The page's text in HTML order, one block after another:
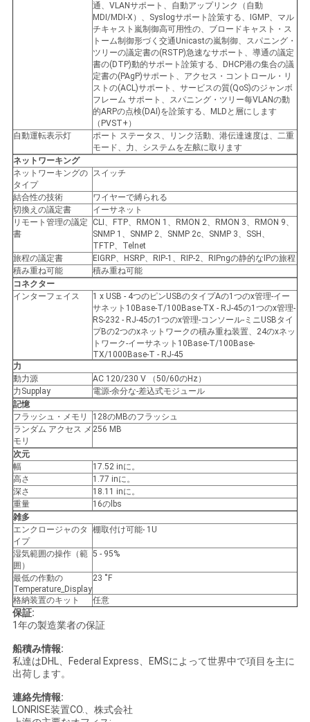
通、VLANサポート、自動アップリンク（自動
MDI/MDI-X）、Syslogサポート詮策する、IGMP、マル
チキャスト嵐制御高可用性の、ブロードキャスト・ス
トーム制御形づく交通Unicastの嵐制御、スパニング・
ツリーの議定書の(RSTP)急速なサポート、導通の議定
書の(DTP)動的サポート詮策する、DHCP港の集合の議
定書の(PAgP)サポート、アクセス・コントロール・リ
ストの(ACL)サポート、サービスの質(QoS)のジャンボ
フレーム サポート、スパニング・ツリー每VLANの動
的ARPの点検(DAI)を詮策する、MLDと層にします
（PVST+）
自動運転表示灯
ポート ステータス、リンク活動、港伝達速度は、二重
モード、力、システムを左舷に取ります
ネットワーキング
ネットワーキングの
タイプ
スイッチ
結合性の技術
ワイヤーで縛られる
切換えの議定書
イーサネット
リモート管理の議定
書
CLI、FTP、RMON 1、RMON 2、RMON 3、RMON 9、
SNMP 1、SNMP 2、SNMP 2c、SNMP 3、SSH、
TFTP、Telnet
旅程の議定書
EIGRP、HSRP、RIP-1、RIP-2、RIPngの静的なIPの旅程
積み重ね可能
積み重ね可能
コネクター
インターフェイス
1 x USB - 4つのピンUSBのタイプAの1つのx管理-イー
サネット10Base-T/100Base-TX - RJ-45の1つのx管理-
RS-232 - RJ-45の1つのx管理-コンソール-ミニUSBタイ
プBの2つのxネットワークの積み重ね装置、24のxネッ
トワーク-イーサネット10Base-T/100Base-
TX/1000Base-T - RJ-45
力
動力源
AC 120/230 V （50/60のHz）
力Supplay
電源-余分な-差込式モジュール
記憶
フラッシュ・メモリ
128のMBのフラッシュ
ランダム アクセス メ
モリ
256 MB
次元
幅
17.52 inに。
高さ
1.77 inに。
深さ
18.11 inに。
重量
16のlbs
雑多
エンクロージャのタ
イプ
棚取付け可能- 1U
湿気範囲の操作（範
囲）
5 - 95%
最低の作動の
Temperature_Display
23 ˚F
格納装置のキット 任意
保証:
1年の製造業者の保証
船積み情報:
私達はDHL、Federal Express、EMSによって世界中で項目を主に
出荷します。
連絡先情報:
LONRISE装置CO.、株式会社